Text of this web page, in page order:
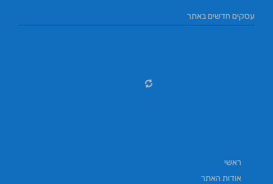
עסקים חדשים באתר
ראשי
אודות האתר